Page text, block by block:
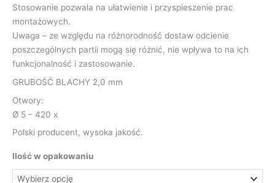
Stosowanie pozwala na ułatwienie i przyspieszenie prac
montażowych.
Uwaga – ze względu na różnorodność dostaw odcienie
poszczególnych partii mogą się różnić, nie wpływa to na ich
funkcjonalność i zastosowanie.
GRUBOŚĆ BLACHY 2,0 mm
Otwory:
Ø 5 – 420 x
Polski producent, wysoka jakość.
Ilość w opakowaniu